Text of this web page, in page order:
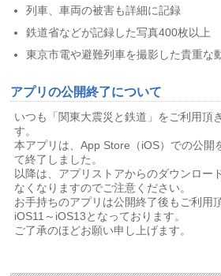
列車、車両の被害も詳細に記録
鉄道省などが記録した写真400枚以上
東京市電や避難列車を撮影した貴重な
アプリの公開終了について
いつも「関東大震災と鉄道」をご利用頂
す。
本アプリは、App Store（iOS）での公開
て終了しました。
以降は、アプリストアからのダウンロー
なくなりますのでご注意ください。
お手持ちのアプリは公開終了後もご利用
iOS11～iOS13となっております。
ご了承のほどお願い申し上げます。